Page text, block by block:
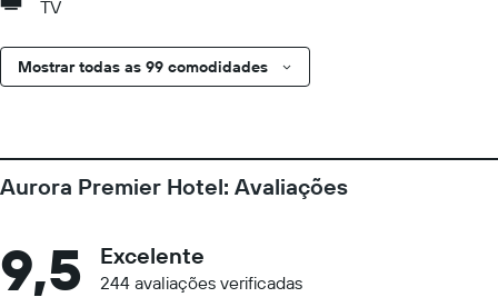
TV
Mostrar todas as 99 comodidades
Aurora Premier Hotel: Avaliações
9,5 Excelente
244 avaliações verificadas